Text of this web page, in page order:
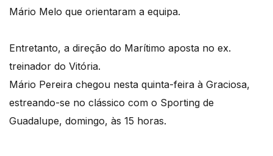
Mário Melo que orientaram a equipa.
Entretanto, a direção do Marítimo aposta no ex.
treinador do Vitória.
Mário Pereira chegou nesta quinta-feira à Graciosa,
estreando-se no clássico com o Sporting de
Guadalupe, domingo, às 15 horas.